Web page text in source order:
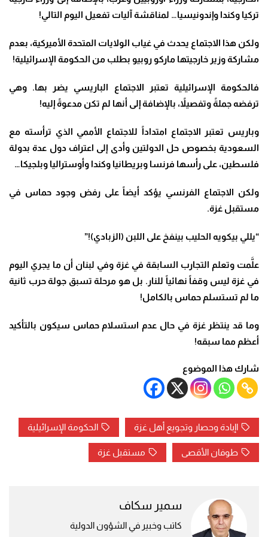
تركيا وكندا وإندونيسيا… لمناقشة آليات تفعيل اليوم التالي!
ولكن هذا الاجتماع يحدث في غياب الولايات المتحدة الأميركية، بعدم
مشاركة وزير خارجيتها ماركو روبيو بطلب من الحكومة الإسرائيلية!
فالحكومة الإسرائيلية تعتبر الاجتماع الباريسي يضر بها. وهي
ترفضه جملةً وتفصيلاً، بالإضافة إلى أنها لم تكن مدعوةً إليه!
وباريس تعتبر الاجتماع امتداداً للاجتماع الأممي الذي ترأسته مع
السعودية بخصوص حل الدولتين وأدى إلى اعتراف دول عدة بدولة
فلسطين، على رأسها فرنسا وبريطانيا وكندا وأوستراليا وبلجيكا…
ولكن الاجتماع الفرنسي يؤكد أيضاً على رفض وجود حماس في
مستقبل غزة.
“يللي بيكويه الحليب بينفخ على اللبن (الزبادي)!”
علَّمت وتعلم التجارب السابقة في غزة وفي لبنان أن ما يجري اليوم
في غزة ليس وقفاً نهائياً للنار. بل هو مرحلة تسبق جولة حرب ثانية
ما لم تستسلم حماس بالكامل!
وما قد ينتظر غزة في حال عدم استسلام حماس سيكون بالتأكيد
أعظم مما سبقه!
شارك هذا الموضوع
اإبادة وحصار وتجويع أهل غزة الحكومة الإسرائيلية
طوفان الأقصى مستقبل غزة
سمير سكاف
كاتب وخبير في الشؤون الدولية